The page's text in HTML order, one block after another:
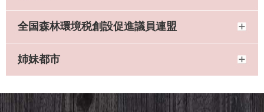
全国森林環境税創設促進議員連盟
姉妹都市